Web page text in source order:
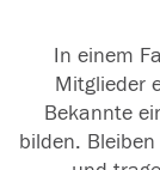
In einem
Mitglieder
Bekannte
bilden.